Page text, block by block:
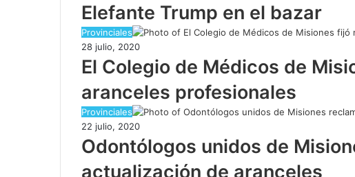
Elefante Trump en el bazar
Provinciales
28 julio, 2020
El Colegio de Médicos de
aranceles profesionales
Provinciales
22 julio, 2020
Odontólogos unidos de
actualización de aranceles